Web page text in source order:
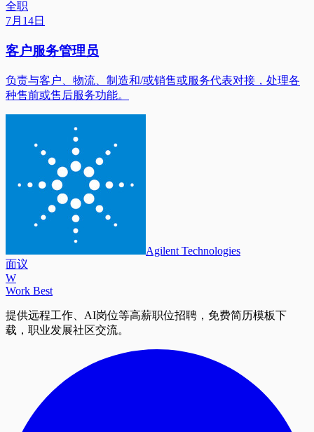
全职
7月14日
客户服务管理员
负责与客户、物流、制造和/或销售或服务代表对接，处理各
种售前或售后服务功能。
Agilent Technologies
面议
W
Work Best
提供远程工作、AI岗位等高薪职位招聘，免费简历模板下
载，职业发展社区交流。